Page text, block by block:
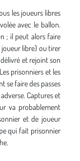
les joueurs libres
avec le ballon.
; il peut alors faire
joueur libre) ou tirer
et rejoint son
prisonniers et les
se faire des passes
Captures et
va probablement
et de joueur
qui fait prisonnier